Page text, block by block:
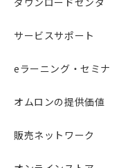
サービスサポート
eラーニング・セミナ
オムロンの提供価値
販売ネットワーク